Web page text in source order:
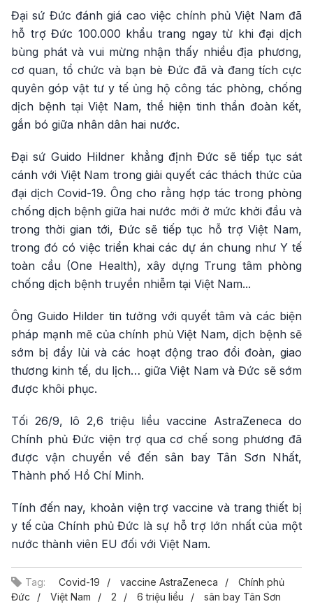
Đại sứ Đức đánh giá cao việc chính phủ Việt Nam đã
hỗ trợ Đức 100.000 khẩu trang ngay từ khi đại dịch
bùng phát và vui mừng nhận thấy nhiều địa phương,
cơ quan, tổ chức và bạn bè Đức đã và đang tích cực
quyên góp vật tư y tế ủng hộ công tác phòng, chống
dịch bệnh tại Việt Nam, thể hiện tinh thần đoàn kết,
gắn bó giữa nhân dân hai nước.
Đại sứ Guido Hildner khẳng định Đức sẽ tiếp tục sát
cánh với Việt Nam trong giải quyết các thách thức của
đại dịch Covid-19. Ông cho rằng hợp tác trong phòng
chống dịch bệnh giữa hai nước mới ở mức khởi đầu và
trong thời gian tới, Đức sẽ tiếp tục hỗ trợ Việt Nam,
trong đó có việc triển khai các dự án chung như Y tế
toàn cầu (One Health), xây dựng Trung tâm phòng
chống dịch bệnh truyền nhiễm tại Việt Nam...
Ông Guido Hilder tin tưởng với quyết tâm và các biện
pháp mạnh mẽ của chính phủ Việt Nam, dịch bệnh sẽ
sớm bị đẩy lùi và các hoạt động trao đổi đoàn, giao
thương kinh tế, du lịch… giữa Việt Nam và Đức sẽ sớm
được khôi phục.
Tối 26/9, lô 2,6 triệu liều vaccine AstraZeneca do
Chính phủ Đức viện trợ qua cơ chế song phương đã
được vận chuyển về đến sân bay Tân Sơn Nhất,
Thành phố Hồ Chí Minh.
Tính đến nay, khoản viện trợ vaccine và trang thiết bị
y tế của Chính phủ Đức là sự hỗ trợ lớn nhất của một
nước thành viên EU đối với Việt Nam.
Tag: Covid-19 vaccine AstraZeneca
Chính phủ
Đức
Việt Nam 2 6 triệu liều
sân bay Tân Sơn